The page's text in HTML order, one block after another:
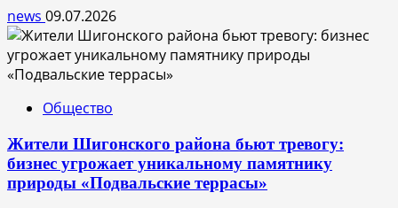
news 09.07.2026
Общество
Жители Шигонского района бьют тревогу:
бизнес угрожает уникальному памятнику
природы «Подвальские террасы»